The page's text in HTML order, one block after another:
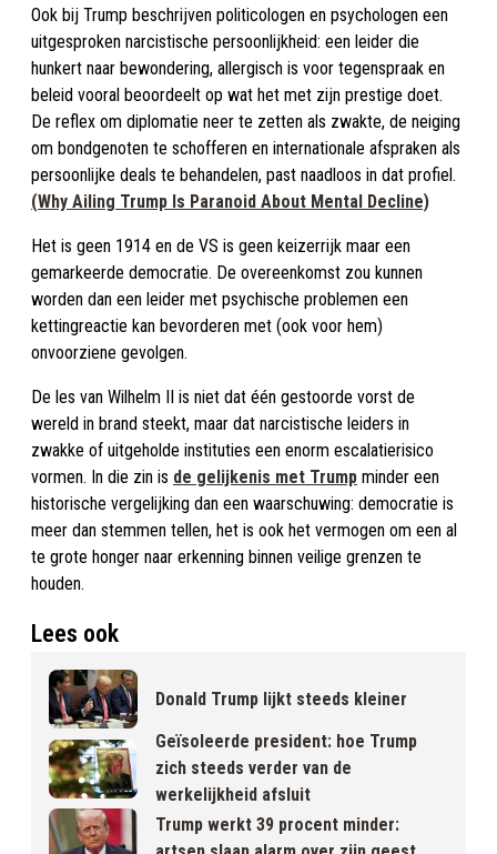
Ook bij Trump beschrijven politicologen en psychologen een
uitgesproken narcistische persoonlijkheid: een leider die
hunkert naar bewondering, allergisch is voor tegenspraak en
beleid vooral beoordeelt op wat het met zijn prestige doet.
De reflex om diplomatie neer te zetten als zwakte, de neiging
om bondgenoten te schofferen en internationale afspraken als
persoonlijke deals te behandelen, past naadloos in dat profiel.
(Why Ailing Trump Is Paranoid About Mental Decline)
Het is geen 1914 en de VS is geen keizerrijk maar een
gemarkeerde democratie. De overeenkomst zou kunnen
worden dan een leider met psychische problemen een
kettingreactie kan bevorderen met (ook voor hem)
onvoorziene gevolgen.​
De les van Wilhelm II is niet dat één gestoorde vorst de
wereld in brand steekt, maar dat narcistische leiders in
zwakke of uitgeholde instituties een enorm escalatierisico
vormen. In die zin is de gelijkenis met Trump minder een
historische vergelijking dan een waarschuwing: democratie is
meer dan stemmen tellen, het is ook het vermogen om een al
te grote honger naar erkenning binnen veilige grenzen te
houden.​
Lees ook
Donald Trump lijkt steeds kleiner
Geïsoleerde president: hoe Trump
zich steeds verder van de
werkelijkheid afsluit
Trump werkt 39 procent minder: